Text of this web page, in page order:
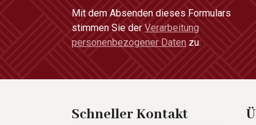
Mit dem Absenden dieses Formulars
stimmen Sie der Verarbeitung
personenbezogener Daten zu.
Schneller Kontakt